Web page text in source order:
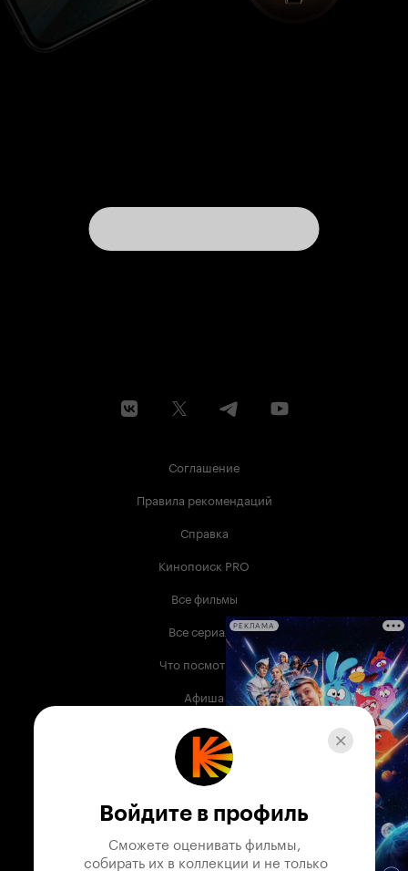
Соглашение
Правила рекомендаций
Справка
Кинопоиск PRO
Все фильмы
Все сериалы
Что посмотреть
Афиша
Музыка
Телепрограмма
Служба поддержки
РЕКЛАМА
Войдите в профиль
Сможете оценивать фильмы,
собирать их в коллекции и не только